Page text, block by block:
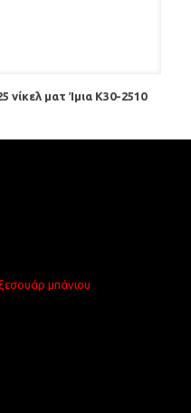
νίκελ ματ Ίμια Κ30-2510
μπάνιου